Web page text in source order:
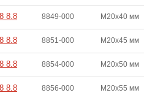
8.8 8849-000 M20x40 мм
8.8 8851-000 M20x45 мм
8.8 8854-000 M20x50 мм
8.8 8856-000 M20x55 мм